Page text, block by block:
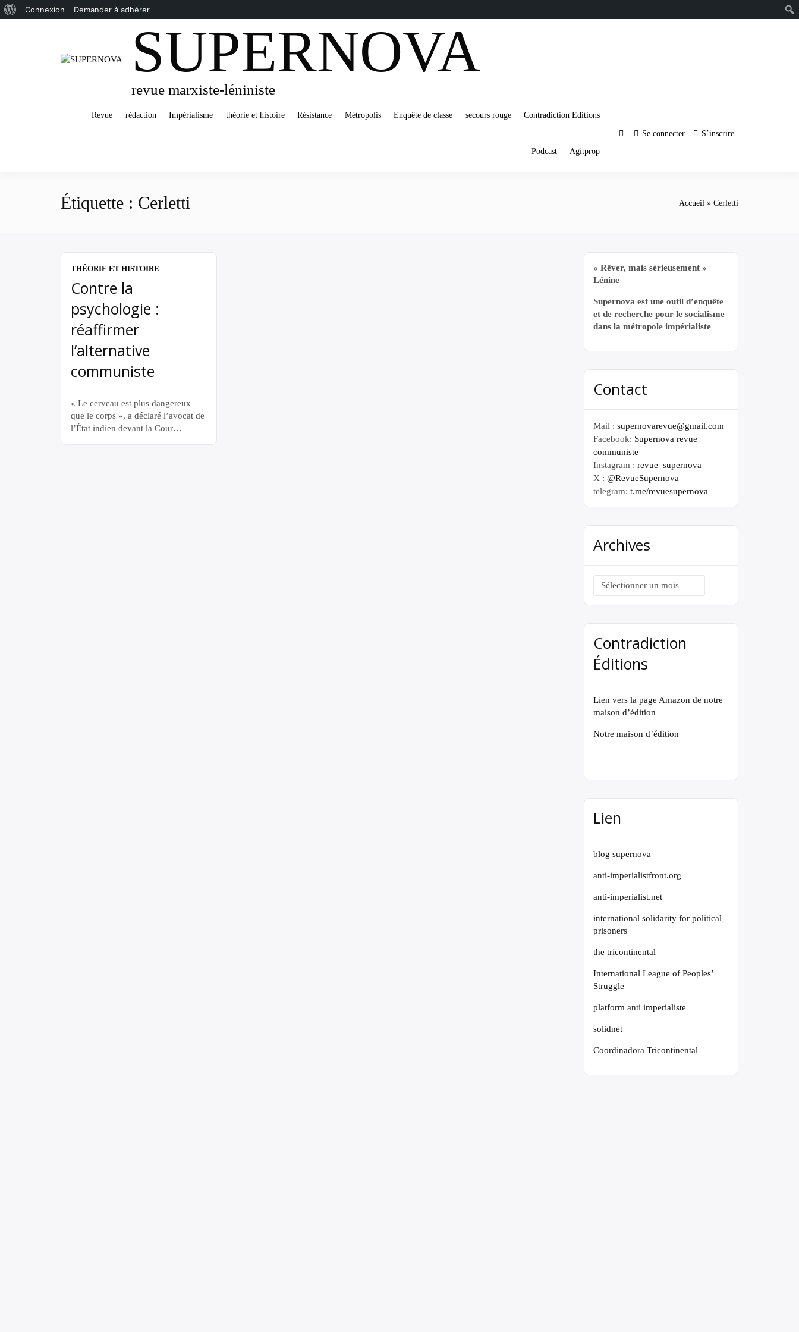
SUPERNOVA
revue marxiste-léniniste
Revue rédaction Impérialisme théorie et histoire Résistance Métropolis Enquête de classe secours rouge Contradiction Editions
Podcast Agitprop
Se connecter S’inscrire
Étiquette : Cerletti Accueil Cerletti
THÉORIE ET HISTOIRE
Contre la
psychologie :
réaffirmer
l’alternative
communiste
« Le cerveau est plus dangereux
que le corps », a déclaré l’avocat de
l’État indien devant la Cour
« Rêver, mais sérieusement »
Lénine
Supernova est une outil d’enquête
et de recherche pour le socialisme
dans la métropole impérialiste
Contact
Mail : supernovarevue@gmail.com
Facebook: Supernova revue
communiste
Instagram : revue_supernova
X : @RevueSupernova
telegram: t.me/revuesupernova
Archives
Archives
Contradiction
Éditions
Lien vers la page Amazon de notre
maison d’édition
Notre maison d’édition
Lien
blog supernova
anti-imperialistfront.org
anti-imperialist.net
international solidarity for political
prisoners
the tricontinental
International League of Peoples’
Struggle
platform anti imperialiste
solidnet
Coordinadora Tricontinental
Connexion Demander à adhérer